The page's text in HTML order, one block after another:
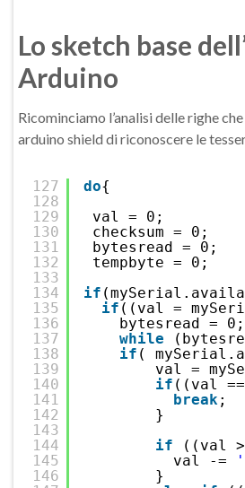
Lo sketch base
Arduino
Ricominciamo l’analisi delle righe
arduino shield di riconoscere le
127
128
129
130
131
132
133
134
135
136
137
138
139
140
141
142
143
144
145
146
do
val = 0;
bytesread = 0;
tempbyte = 0;
if
if ((val =
while
if (
val
if ((val
break
}
if
((val
val -=